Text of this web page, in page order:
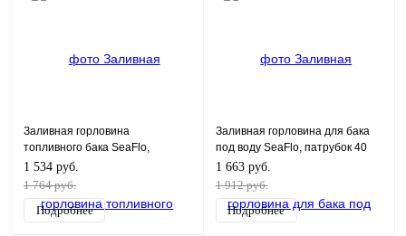
Заливная горловина
топливного бака SeaFlo,
патрубок 40 мм белый
1 534 руб.
1 764 руб.
Подробнее
Заливная горловина для бака
под воду SeaFlo, патрубок 40
мм Белая
1 663 руб.
1 912 руб.
Подробнее